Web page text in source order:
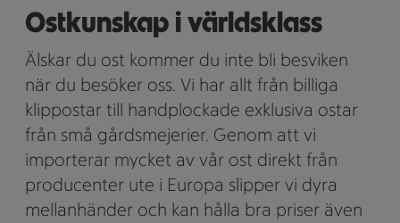
Ostkunskap i världsklass
Älskar du ost kommer du inte bli besviken
när du besöker oss. Vi har allt från billiga
klippostar till handplockade exklusiva ostar
från små gårdsmejerier. Genom att vi
importerar mycket av vår ost direkt från
producenter ute i Europa slipper vi dyra
mellanhänder och kan hålla bra priser även